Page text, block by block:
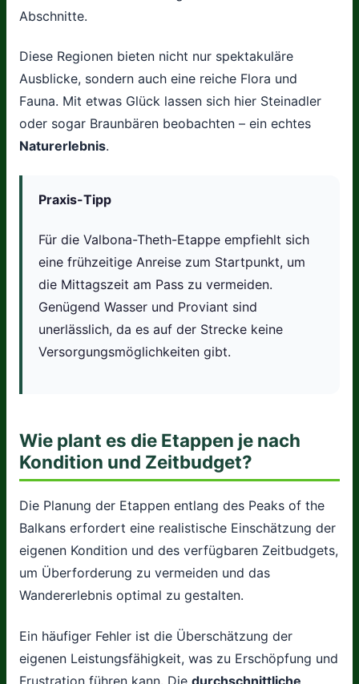
Abschnitte.
Diese Regionen bieten nicht nur spektakuläre
Ausblicke, sondern auch eine reiche Flora und
Fauna. Mit etwas Glück lassen sich hier Steinadler
oder sogar Braunbären beobachten – ein echtes
Naturerlebnis.
Praxis-Tipp
Für die Valbona-Theth-Etappe empfiehlt sich
eine frühzeitige Anreise zum Startpunkt, um
die Mittagszeit am Pass zu vermeiden.
Genügend Wasser und Proviant sind
unerlässlich, da es auf der Strecke keine
Versorgungsmöglichkeiten gibt.
Wie plant es die Etappen je nach
Kondition und Zeitbudget?
Die Planung der Etappen entlang des Peaks of the
Balkans erfordert eine realistische Einschätzung der
eigenen Kondition und des verfügbaren Zeitbudgets,
um Überforderung zu vermeiden und das
Wandererlebnis optimal zu gestalten.
Ein häufiger Fehler ist die Überschätzung der
eigenen Leistungsfähigkeit, was zu Erschöpfung und
Frustration führen kann. Die durchschnittliche